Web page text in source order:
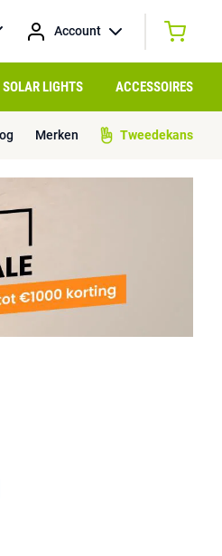
Account
SOLAR LIGHTS ACCESSOIRES
Merken Tweedekans